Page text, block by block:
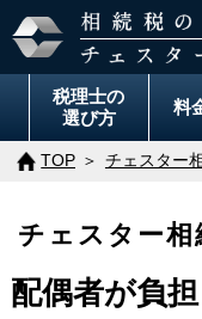
税理士の
選び方
料
TOP チェスター
チェスター相
配偶者が負